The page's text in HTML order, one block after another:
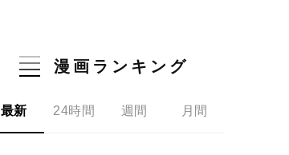
漫画ランキング
最新 24時間 週間 月間